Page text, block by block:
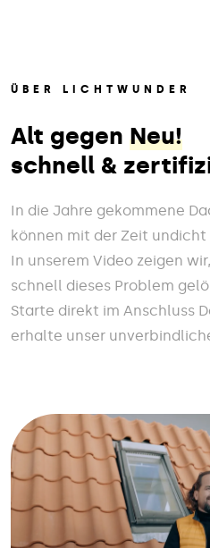
ÜBER LICHTWUNDER
Alt gegen Neu!
schnell &
In die Jahre gekommene
können mit der Zeit
In unserem Video zeigen
schnell dieses Problem
Starte direkt im Anschluss
erhalte unser